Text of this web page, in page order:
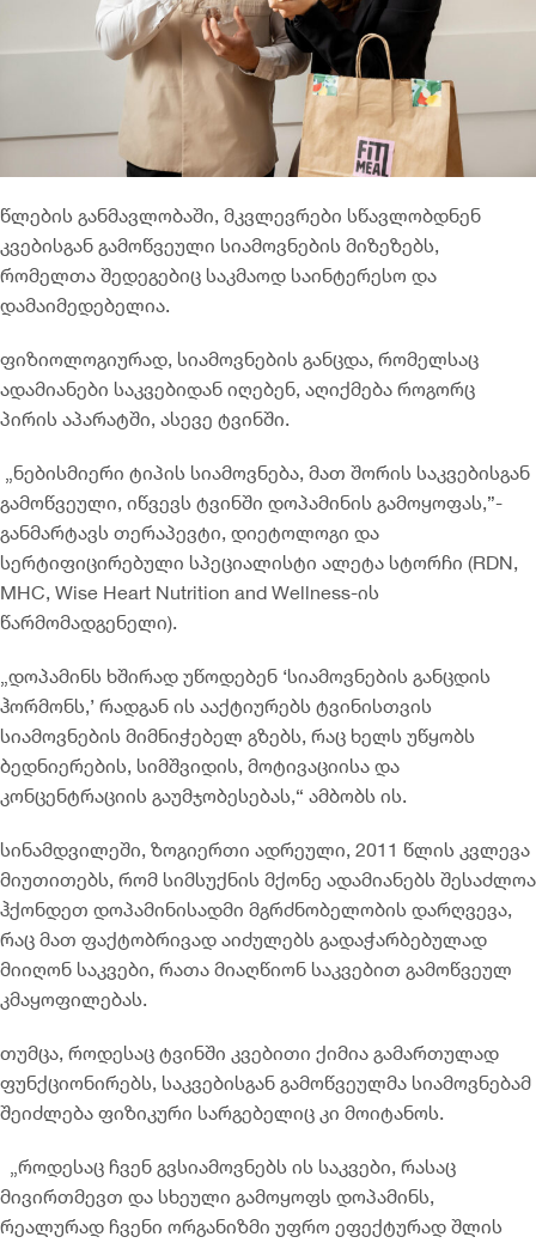
წლების განმავლობაში, მკვლევრები სწავლობდნენ
კვებისგან გამოწვეული სიამოვნების მიზეზებს,
რომელთა შედეგებიც საკმაოდ საინტერესო და
დამაიმედებელია.
ფიზიოლოგიურად, სიამოვნების განცდა, რომელსაც
ადამიანები საკვებიდან იღებენ, აღიქმება როგორც
პირის აპარატში, ასევე ტვინში.
„ნებისმიერი ტიპის სიამოვნება, მათ შორის საკვებისგან
გამოწვეული, იწვევს ტვინში დოპამინის გამოყოფას,”-
განმარტავს თერაპევტი, დიეტოლოგი და
სერტიფიცირებული სპეციალისტი ალეტა სტორჩი (RDN,
MHC, Wise Heart Nutrition and Wellness-ის
წარმომადგენელი).
„დოპამინს ხშირად უწოდებენ ‘სიამოვნების განცდის
ჰორმონს,’ რადგან ის ააქტიურებს ტვინისთვის
სიამოვნების მიმნიჭებელ გზებს, რაც ხელს უწყობს
ბედნიერების, სიმშვიდის, მოტივაციისა და
კონცენტრაციის გაუმჯობესებას,“ ამბობს ის.
სინამდვილეში, ზოგიერთი ადრეული, 2011 წლის კვლევა
მიუთითებს, რომ სიმსუქნის მქონე ადამიანებს შესაძლოა
ჰქონდეთ დოპამინისადმი მგრძნობელობის დარღვევა,
რაც მათ ფაქტობრივად აიძულებს გადაჭარბებულად
მიიღონ საკვები, რათა მიაღწიონ საკვებით გამოწვეულ
კმაყოფილებას.
თუმცა, როდესაც ტვინში კვებითი ქიმია გამართულად
ფუნქციონირებს, საკვებისგან გამოწვეულმა სიამოვნებამ
შეიძლება ფიზიკური სარგებელიც კი მოიტანოს.
„როდესაც ჩვენ გვსიამოვნებს ის საკვები, რასაც
მივირთმევთ და სხეული გამოყოფს დოპამინს,
რეალურად ჩვენი ორგანიზმი უფრო ეფექტურად შლის